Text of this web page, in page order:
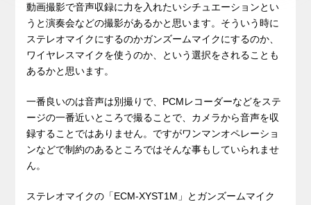
動画撮影で音声収録に力を入れたいシチュエーションとい
うと演奏会などの撮影があるかと思います。そういう時に
ステレオマイクにするのかガンズームマイクにするのか、
ワイヤレスマイクを使うのか、という選択をされることも
あるかと思います。
一番良いのは音声は別撮りで、PCMレコーダーなどをステ
ージの一番近いところで撮ることで、カメラから音声を収
録することではありません。ですがワンマンオペレーショ
ンなどで制約のあるところではそんな事もしていられませ
ん。
ステレオマイクの「ECM-XYST1M」とガンズームマイク